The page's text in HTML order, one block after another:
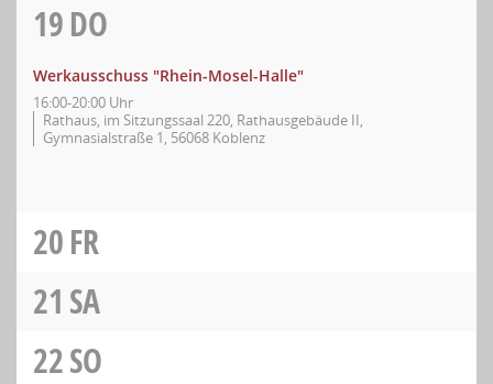
19DO
Werkausschuss "Rhein-Mosel-Halle"
16:00-20:00 Uhr
Rathaus, im Sitzungssaal 220, Rathausgebäude II,
Gymnasialstraße 1, 56068 Koblenz
20FR
21 SA
22SO